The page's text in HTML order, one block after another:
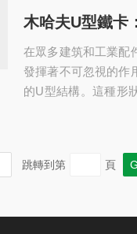
精確測量和定制加工
型管道木托通常選用
木哈夫U型鐵卡
在眾多建筑和工業配
發揮著不可忽視的作
的U型結構。這種形
占用過多的地方，這
材質方面，木哈夫U
跳轉到第 頁